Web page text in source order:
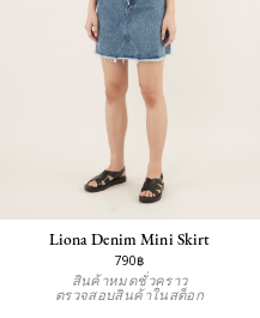
Liona Denim Mini Skirt
790฿
สินค้าหมดชั่วคราว
ตรวจสอบสินค้าในสต็อก